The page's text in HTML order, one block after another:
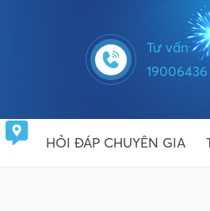
Tư vấn
19006436
HỎI ĐÁP CHUYÊN GIA